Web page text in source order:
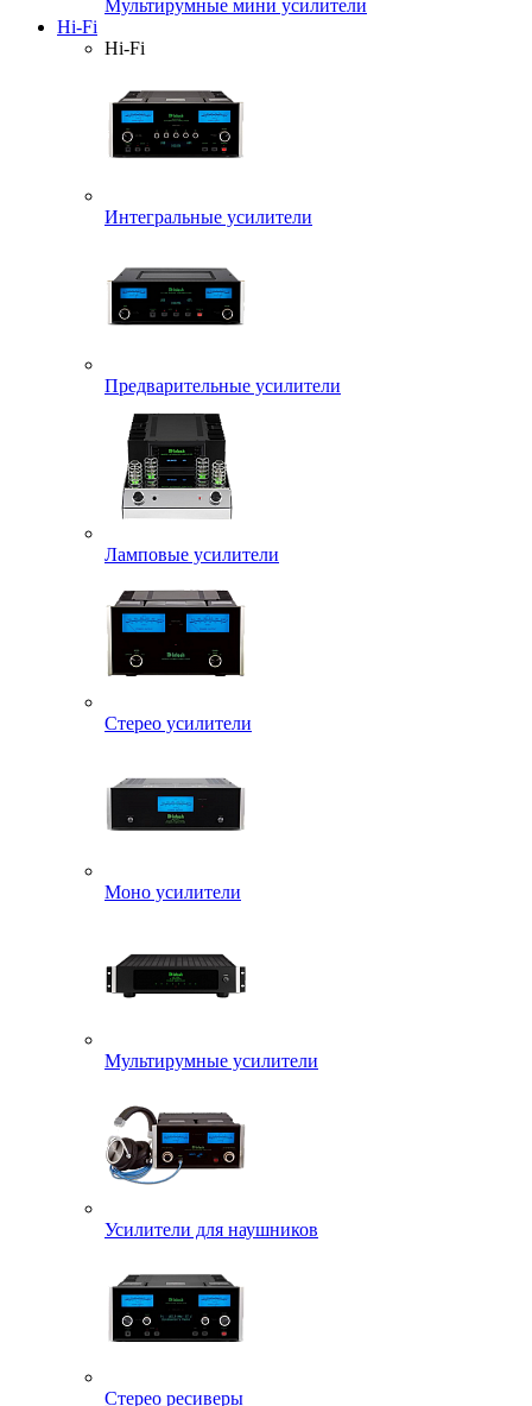
Мультирумные мини усилители
Hi-Fi
Hi-Fi
Интегральные усилители
Предварительные усилители
Ламповые усилители
Стерео усилители
Моно усилители
Мультирумные усилители
Усилители для наушников
Стерео ресиверы